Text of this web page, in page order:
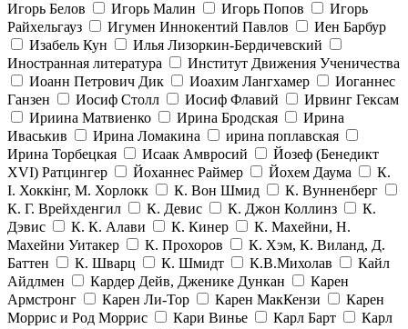
Игорь Белов
Игорь Малин Игорь Попов
Игорь
Райхельгауз
Игумен Иннокентий Павлов
Иен Барбур
Изабель Кун
Илья Лизоркин-Бердичевский
Иностранная литература
Институт Движения Ученичества
Иоанн Петрович Дик
Иоахим Лангхамер
Иоганнес
Ганзен
Иосиф Столл Иосиф Флавий
Ирвинг Гексам
Ириина Матвиенко
Ирина Бродская
Ирина
Иваськив
Ирина Ломакина
ирина поплавская
Ирина Торбецкая
Исаак Амвросий
Йозеф (Бенедикт
ХVI) Ратцингер
Йоханнес Раймер Йохем Даума
К.
І. Хоккінг, М. Хорлокк
К. Вон Шмид
К. Вунненберг
К. Г. Врейхденгил
К. Девис К. Джон Коллинз
К.
Дэвис
К. К. Алави К. Кинер
К. Махейни, Н.
Махейни Уитакер
К. Прохоров
К. Хэм, К. Виланд, Д.
Баттен
К. Шварц К. Шмидт К.В.Михолав
Кайл
Айдлмен
Кардер Дейв, Дженике Дункан
Карен
Армстронг
Карен Ли-Тор Карен МакКензи
Карен
Моррис и Род Моррис
Кари Винье Карл Барт
Карл